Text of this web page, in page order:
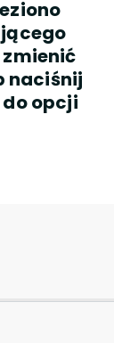
naciśnij
opcji